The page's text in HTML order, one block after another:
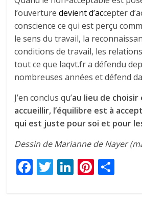
l’ouverturedevient d’accepter
conscience ce qui est perçu
le sens du travail, la
conditions de travail, les
tout ce que laqvt.fr a défendu
nombreuses années et défend
J’en conclus qu’au lieu de
accueillir, l’équilibre est à
qui est juste pour soi et pour
Dessin de Marianne de Nayer
F
ac
T
w
Li
n
Pi
nt